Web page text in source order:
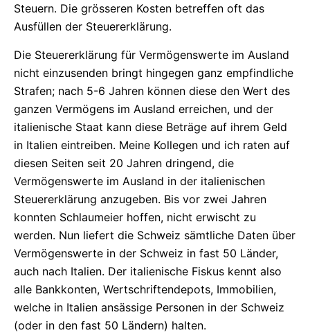
Steuern. Die grösseren Kosten betreffen oft das
Ausfüllen der Steuererklärung.
Die Steuererklärung für Vermögenswerte im Ausland
nicht einzusenden bringt hingegen ganz empfindliche
Strafen; nach 5-6 Jahren können diese den Wert des
ganzen Vermögens im Ausland erreichen, und der
italienische Staat kann diese Beträge auf ihrem Geld
in Italien eintreiben. Meine Kollegen und ich raten auf
diesen Seiten seit 20 Jahren dringend, die
Vermögenswerte im Ausland in der italienischen
Steuererklärung anzugeben. Bis vor zwei Jahren
konnten Schlaumeier hoffen, nicht erwischt zu
werden. Nun liefert die Schweiz sämtliche Daten über
Vermögenswerte in der Schweiz in fast 50 Länder,
auch nach Italien. Der italienische Fiskus kennt also
alle Bankkonten, Wertschriftendepots, Immobilien,
welche in Italien ansässige Personen in der Schweiz
(oder in den fast 50 Ländern) halten.